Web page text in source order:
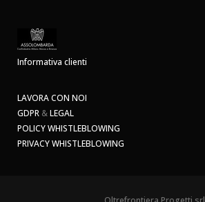
Informativa clienti
LAVORA CON NOI
GDPR &LEGAL
POLICY WHISTLEBLOWING
PRIVACY WHISTLEBLOWING